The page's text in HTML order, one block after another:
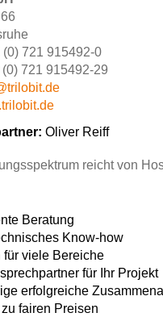
(0) 721 915492-0
721 915492-29
Oliver Reiff
reicht von
Beratung
Know-how
für viele Bereiche
für Ihr Projekt
erfolgreiche
fairen Preisen